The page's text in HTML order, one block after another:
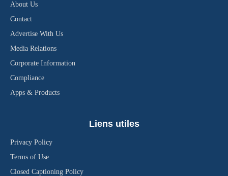
About Us
Contact
Advertise With Us
Media Relations
Corporate Information
Compliance
Apps & Products
Liens utiles
Privacy Policy
Terms of Use
Closed Captioning Policy